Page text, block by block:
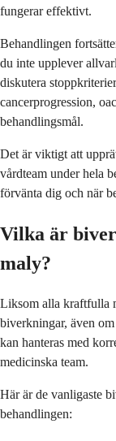
fungerar effektivt.
Behandlingen
du inte upplever
diskutera
cancerprogression,
behandlingsmål.
Det är viktigt att
vårdteam under hela
förvänta dig och när
Vilka är
maly?
Liksom alla kraftfulla
biverkningar, även
kan hanteras med
medicinska team.
Här är de vanligaste
behandlingen: